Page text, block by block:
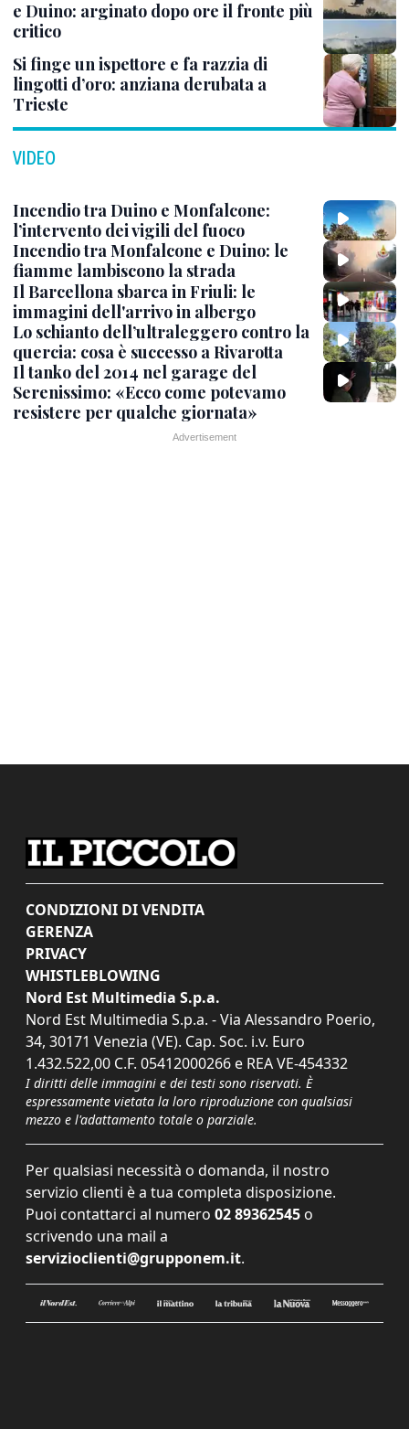
e Duino: arginato dopo ore il fronte più
critico
Si finge un ispettore e fa razzia di
lingotti d’oro: anziana derubata a
Trieste
VIDEO
Incendio tra Duino e Monfalcone:
l’intervento dei vigili del fuoco
Incendio tra Monfalcone e Duino: le
fiamme lambiscono la strada
Il Barcellona sbarca in Friuli: le
immagini dell'arrivo in albergo
Lo schianto dell’ultraleggero contro la
quercia: cosa è successo a Rivarotta
Il tanko del 2014 nel garage del
Serenissimo: «Ecco come potevamo
resistere per qualche giornata»
CONDIZIONI DI VENDITA
GERENZA
PRIVACY
WHISTLEBLOWING
Nord Est Multimedia S.p.a.
Nord Est Multimedia S.p.a. - Via Alessandro Poerio,
34, 30171 Venezia (VE). Cap. Soc. i.v. Euro
1.432.522,00 C.F. 05412000266 e REA VE-454332
I diritti delle immagini e dei testi sono riservati. È
espressamente vietata la loro riproduzione con qualsiasi
mezzo e l'adattamento totale o parziale.
Per qualsiasi necessità o domanda, il nostro
servizio clienti è a tua completa disposizione.
Puoi contattarci al numero 02 89362545 o
scrivendo una mail a
servizioclienti@grupponem.it.